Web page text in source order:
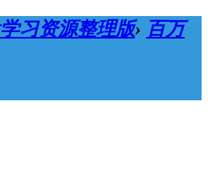
习资源整理版› 百万